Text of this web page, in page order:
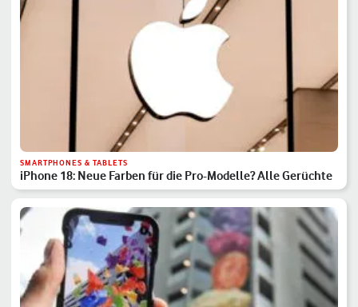
SMARTPHONES & TABLETS
iPhone 18: Neue Farben für die Pro-Modelle? Alle Gerüchte